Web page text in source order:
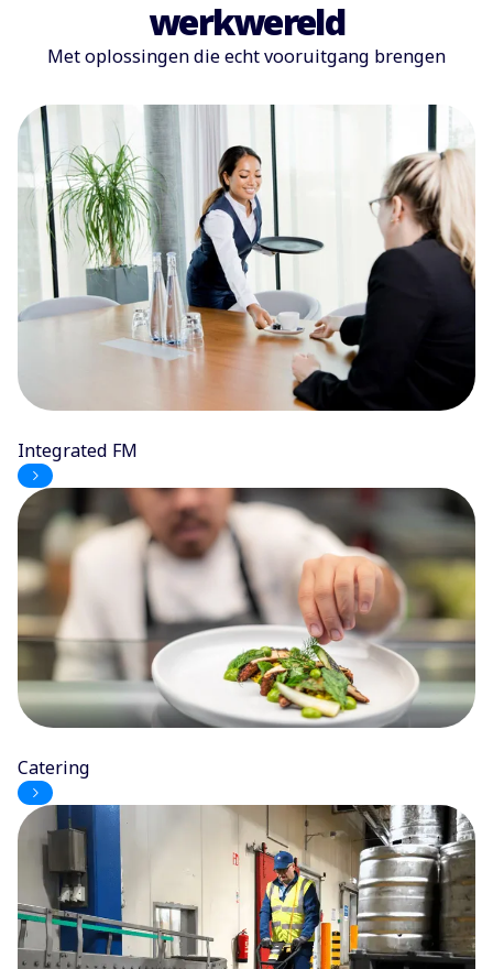
werkwereld
Met oplossingen die echt vooruitgang brengen
Integrated FM
Catering